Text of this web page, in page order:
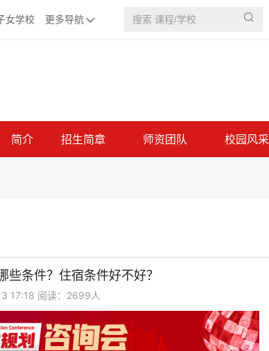
女学校 更多导航 
简介 招生简章 师资团队 校园风采
些条件？住宿条件好不好？
17:18 阅读：2699人